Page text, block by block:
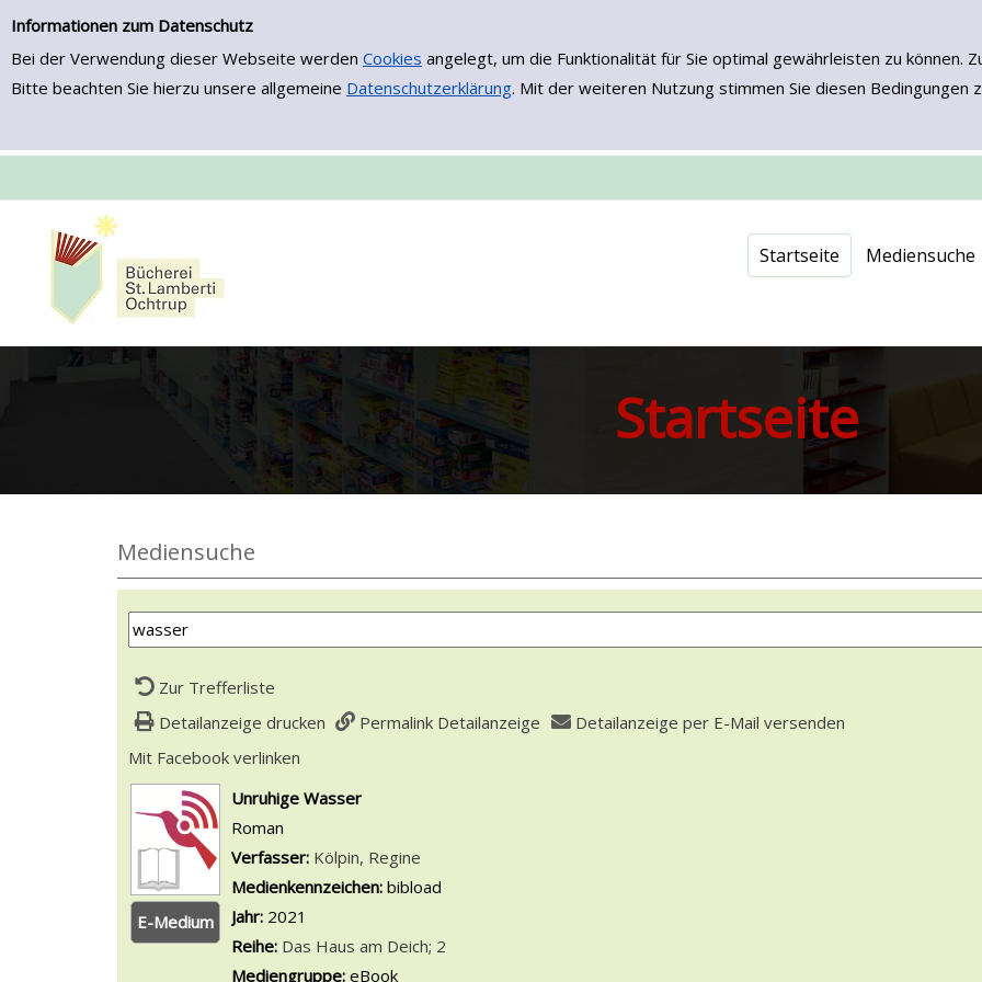
Informationen zum Datenschutz
Bei der Verwendung dieser Webseite werden Cookies angelegt, um die Funktionalität für Sie optimal gewährleisten zu
Bitte beachten Sie hierzu unsere allgemeine Datenschutzerklärung. Mit der weiteren Nutzung stimmen Sie diesen Bedingungen
Zur Detailanzeige springen
Startseite
Mediensuche
Startseite
Mediensuche
Zur Trefferliste
Detailanzeige drucken
Permalink Detailanzeige Detailanzeige per E-Mail versenden
Mit Facebook verlinken
wird in neuem Tab geöffnet
E-Medium
Unruhige Wasser
Roman
Verfasser: Suche nach diesem Verfasser
Kölpin, Regine
Medienkennzeichen: bibload
Jahr: 2021
Reihe: Das Haus am Deich; 2
Mediengruppe: eBook